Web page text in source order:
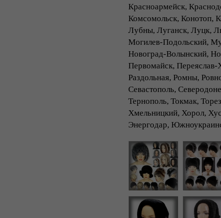
Красноармейск,
Комсомольск, Конотоп,
Лубны, Луганск, Луцк,
Могилев-Подольский,
Новоград-Волынский,
Первомайск,
Раздольная, Ромны,
Севастополь,
Тернополь, Токмак,
Хмельницкий, Хорол,
Энергодар,